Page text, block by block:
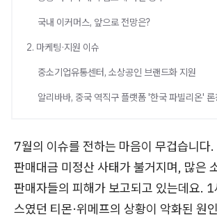
국내 이커머스, 앞으로 전망은?
2. 마케팅·지원 이슈
중소기업유통센터, 소상공인 브랜드화 지원
알리바바, 중국 역직구 플랫폼 '한국 파빌리온' 론
7월의 이슈를 전하는 마음이 무겁습니다.
판매대금 미정산 사태가 불거지며, 많은
판매자들의 피해가 보고되고 있는데요.
스였던 티몬·위메프의 상황이 악화된 원